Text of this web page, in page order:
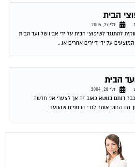
הבית
יולי 27, 2004
להתנגד לשיפוצי הבית על ידי אביו של ועד הבית
על ידי דיירים אחרים או...
הבית
יולי 28, 2004
דנתם בנושא כאוב זה אך לצערי אני חדשה
מה החוק אומר לגבי הכספים שהוועד...